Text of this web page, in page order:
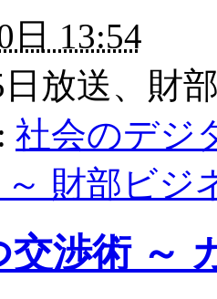
日 13:54
日放送、財
社会のデジ
財部ビジ
交渉術 ～